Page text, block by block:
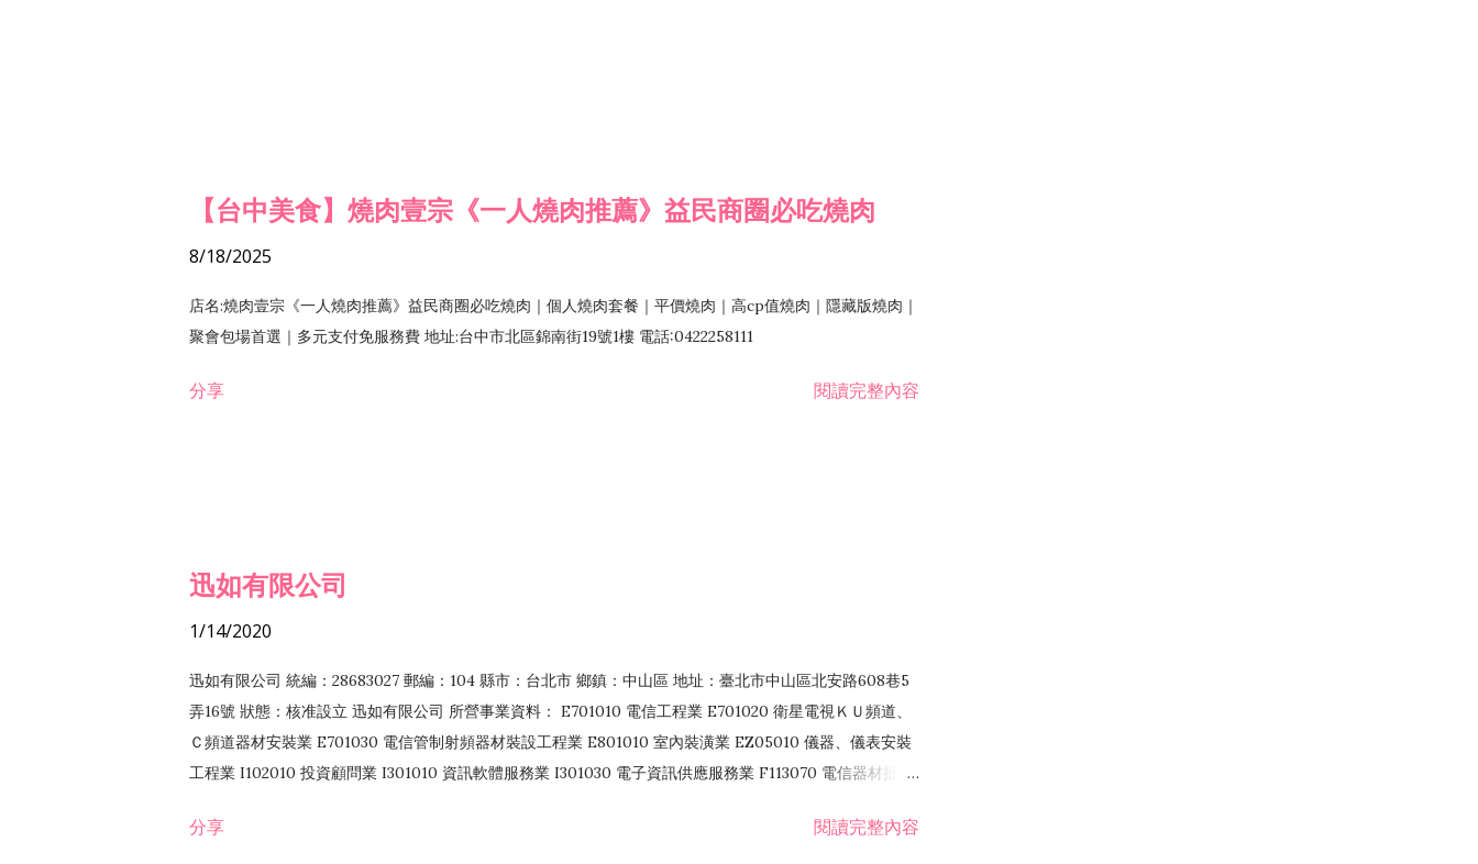
【台中美食】燒肉壹宗《一人燒肉推薦》益民商圈必吃燒肉
8/18/2025
店名:燒肉壹宗《一人燒肉推薦》益民商圈必吃燒肉｜個人燒肉套餐｜平價燒肉｜高cp值燒肉｜隱藏版燒肉｜
聚會包場首選｜多元支付免服務費 地址:台中市北區錦南街19號1樓 電話:0422258111
分享 閱讀完整內容
迅如有限公司
1/14/2020
迅如有限公司 統編：28683027 郵編：104 縣市：台北市 鄉鎮：中山區 地址：臺北市中山區北安路608巷5
弄16號 狀態：核准設立 迅如有限公司 所營事業資料： E701010 電信工程業 E701020 衛星電視ＫＵ頻道、
Ｃ頻道器材安裝業 E701030 電信管制射頻器材裝設工程業 E801010 室內裝潢業 EZ05010 儀器、儀表安裝
工程業 I102010 投資顧問業 I301010 資訊軟體服務業 I301030 電子資訊供應服務業 F113070 電信器材批發
務 F102030 菸酒批發業 F203020 菸酒零售業 F401171 酒類輸入業
分享 閱讀完整內容